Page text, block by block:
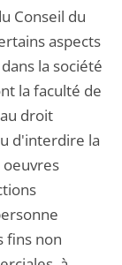
Conseil du
aspects
la société
la faculté de
droit
d'interdire la
fins non